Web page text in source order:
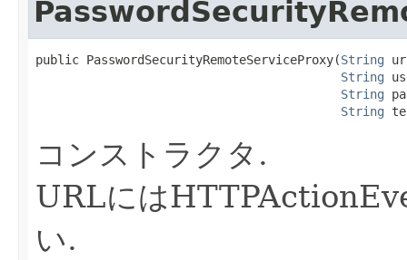
public PasswordSecurityRemoteServiceProxy(String
String
String
String
コンストラクタ.
URLには
い.